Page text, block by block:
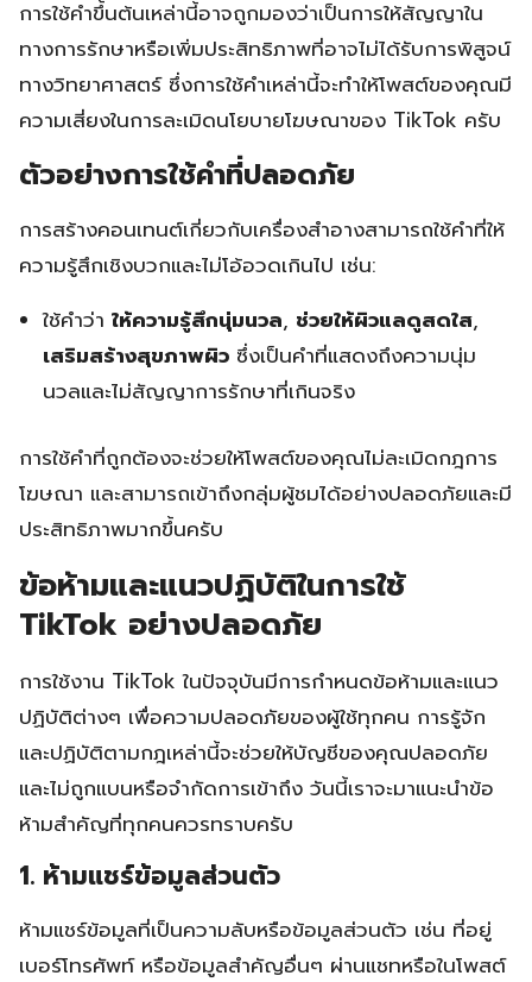
การใช้คำขึ้นต้นเหล่านี้อาจถูกมองว่าเป็นการให้สัญญาใน
ทางการรักษาหรือเพิ่มประสิทธิภาพที่อาจไม่ได้รับการพิสูจน์
ทางวิทยาศาสตร์ ซึ่งการใช้คำเหล่านี้จะทำให้โพสต์ของคุณมี
ความเสี่ยงในการละเมิดนโยบายโฆษณาของ TikTok ครับ
ตัวอย่างการใช้คำที่ปลอดภัย
การสร้างคอนเทนต์เกี่ยวกับเครื่องสำอางสามารถใช้คำที่ให้
ความรู้สึกเชิงบวกและไม่โอ้อวดเกินไป เช่น:
ใช้คำว่าให้ความรู้สึกนุ่มนวล, ช่วยให้ผิวแลดูสดใส,
เสริมสร้างสุขภาพผิว ซึ่งเป็นคำที่แสดงถึงความนุ่ม
นวลและไม่สัญญาการรักษาที่เกินจริง
การใช้คำที่ถูกต้องจะช่วยให้โพสต์ของคุณไม่ละเมิดกฎการ
โฆษณา และสามารถเข้าถึงกลุ่มผู้ชมได้อย่างปลอดภัยและมี
ประสิทธิภาพมากขึ้นครับ
ข้อห้ามและแนวปฏิบัติในการใช้
TikTok อย่างปลอดภัย
การใช้งาน TikTok ในปัจจุบันมีการกำหนดข้อห้ามและแนว
ปฏิบัติต่างๆ เพื่อความปลอดภัยของผู้ใช้ทุกคน การรู้จัก
และปฏิบัติตามกฎเหล่านี้จะช่วยให้บัญชีของคุณปลอดภัย
และไม่ถูกแบนหรือจำกัดการเข้าถึง วันนี้เราจะมาแนะนำข้อ
ห้ามสำคัญที่ทุกคนควรทราบครับ
1. ห้ามแชร์ข้อมูลส่วนตัว
ห้ามแชร์ข้อมูลที่เป็นความลับหรือข้อมูลส่วนตัว เช่น ที่อยู่
เบอร์โทรศัพท์ หรือข้อมูลสำคัญอื่นๆ ผ่านแชทหรือในโพสต์